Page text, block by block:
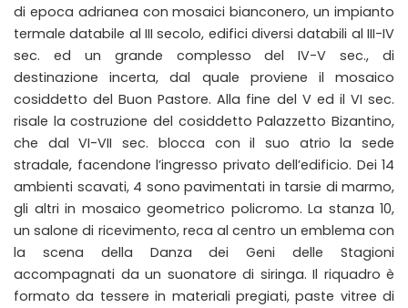
di epoca adrianea con mosaici bianconero, un impianto
termale databile al III secolo, edifici diversi databili al III-IV
sec. ed un grande complesso del IV-V sec., di
destinazione incerta, dal quale proviene il mosaico
cosiddetto del Buon Pastore. Alla fine del V ed il VI sec.
risale la costruzione del cosiddetto Palazzetto Bizantino,
che dal VI-VII sec. blocca con il suo atrio la sede
stradale, facendone l’ingresso privato dell’edificio. Dei 14
ambienti scavati, 4 sono pavimentati in tarsie di marmo,
gli altri in mosaico geometrico policromo. La stanza 10,
un salone di ricevimento, reca al centro un emblema con
la scena della Danza dei Geni delle Stagioni
accompagnati da un suonatore di siringa. Il riquadro è
formato da tessere in materiali pregiati, paste vitree di